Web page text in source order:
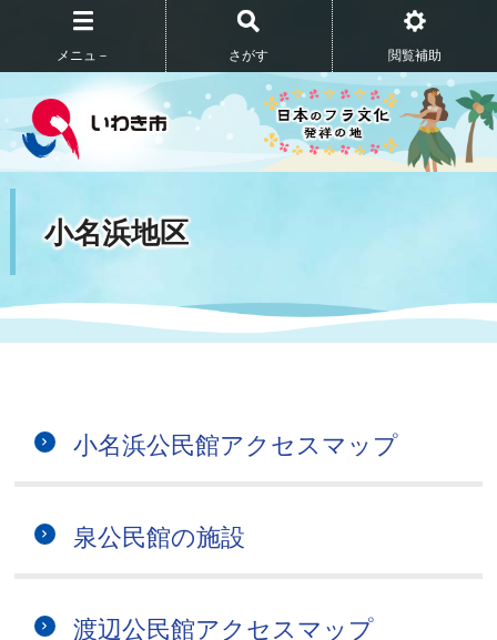
メニュ－ さがす 閲覧補助
小名浜地区
小名浜公民館アクセスマップ
泉公民館の施設
渡辺公民館アクセスマップ